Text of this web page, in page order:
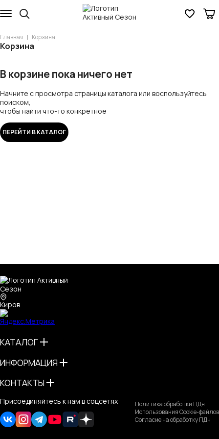
Главная Корзина
Корзина
В корзине пока ничего нет
Начните с просмотра страницы каталога или воспользуйтесь
поиском,
чтобы найти что-то конкретное
ПЕРЕЙТИ В КАТАЛОГ
Киров
КАТАЛОГ
ИНФОРМАЦИЯ
КОНТАКТЫ
Политика обработки ПДн
Использования Cookie-файлов
Согласие на обработку ПДн
Присоединяйтесь к нам в соцсетях